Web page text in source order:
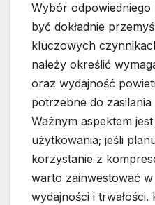
Wybór
być dokładnie
kluczowych
należy określić
oraz wydajność
potrzebne do
Ważnym aspektem
użytkowania; jeśli
korzystanie z
warto zainwestować
wydajności i